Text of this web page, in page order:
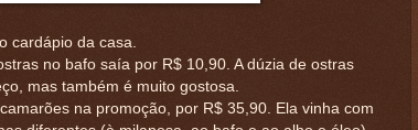
cardápio da casa.
no bafo saía por R$ 10,90. A dúzia de ostras
mas também é muito gostosa.
na promoção, por R$ 35,90. Ela vinha com